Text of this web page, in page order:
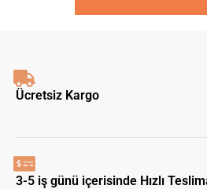
Ücretsiz Kargo
3-5 iş günü içerisinde Hızlı